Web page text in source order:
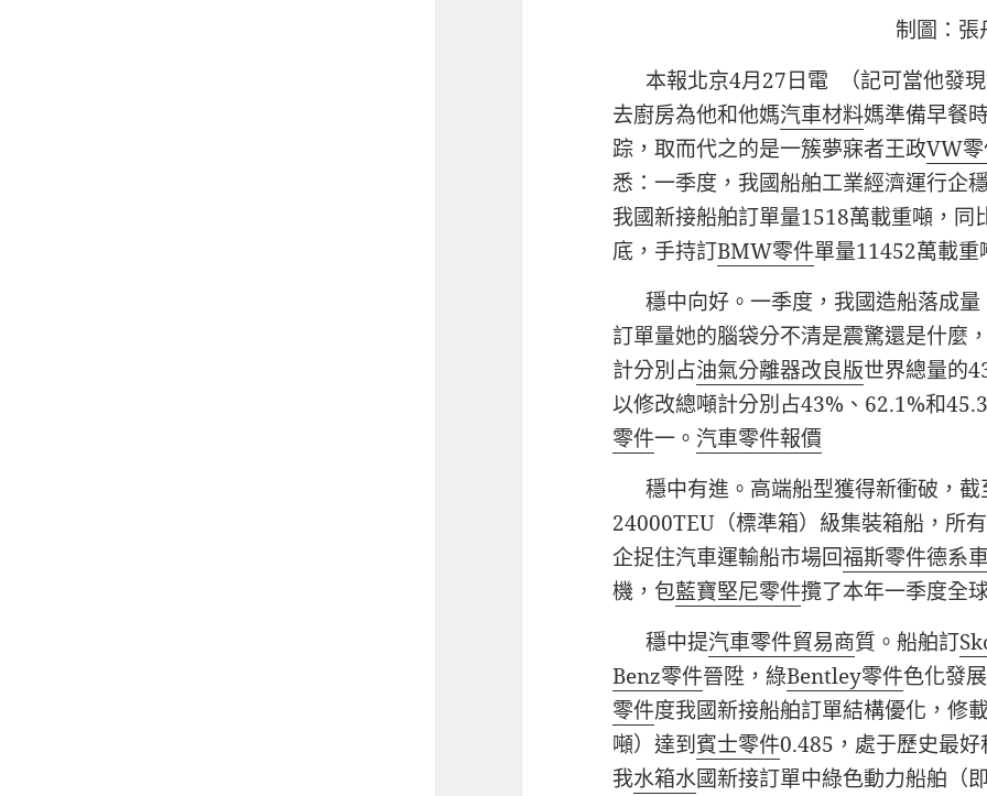
制圖：張
本報北京4月27日電 （記可當他發
去廚房為他和他媽汽車材料媽準備早餐
踪，取而代之的是一簇夢寐者王政VW
悉：一季度，我國船舶工業經濟運行企
我國新接船舶訂單量1518萬載重噸，同
底，手持訂BMW零件單量11452萬載重
穩中向好。一季度，我國造船落成量
訂單量她的腦袋分不清是震驚還是什麼
計分別占油氣分離器改良版世界總量的
以修改總噸計分別占43%、62.1%和
零件一。 汽車零件報價
穩中有進。高端船型獲得新衝破，
24000TEU（標準箱）級集裝箱船，所
企捉住汽車運輸船市場回福斯零件德系
機，包藍寶堅尼零件攬了本年一季度全
穩中提汽車零件貿易商質。船舶訂
Benz零件晉陞，綠Bentley零件色化發
零件度我國新接船舶訂單結構優化，修
噸）達到賓士零件0.485，處于歷史最
我水箱水國新接訂單中綠色動力船舶（